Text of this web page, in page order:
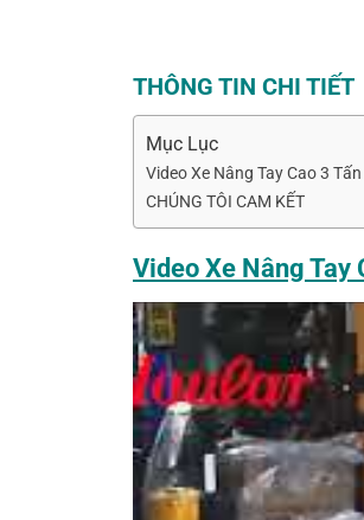
THÔNG TIN CHI TIẾT
Mục Lục
Video Xe Nâng Tay Cao 3
CHÚNG TÔI CAM KẾT
Video Xe Nâng